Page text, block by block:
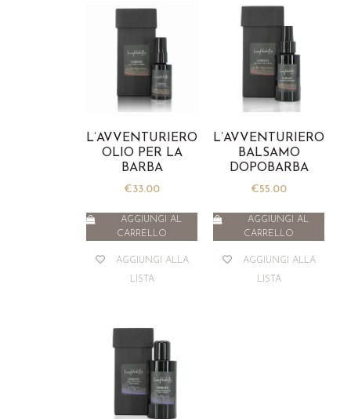
L’AVVENTURIERO
OLIO PER LA
BARBA
€33.00
AGGIUNGI AL
CARRELLO
AGGIUNGI ALLA
LISTA
L’AVVENTURIERO
BALSAMO
DOPOBARBA
€55.00
AGGIUNGI AL
CARRELLO
AGGIUNGI ALLA
LISTA